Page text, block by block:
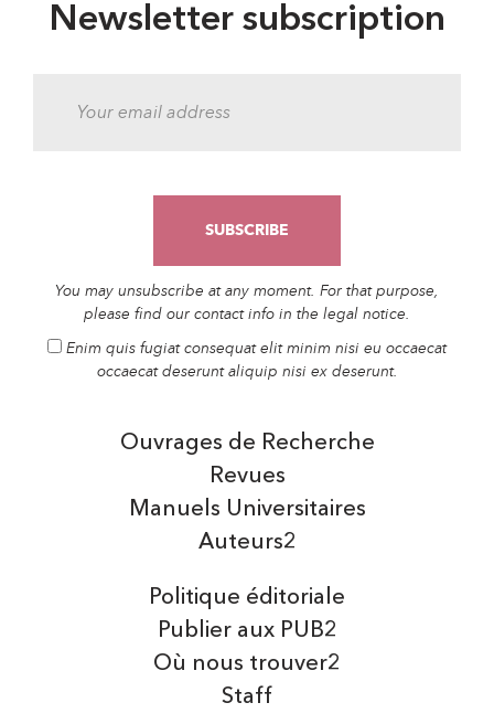
Newsletter subscription
You may unsubscribe at any moment. For that purpose,
please find our contact info in the legal notice.
Enim quis fugiat consequat elit minim nisi eu occaecat
occaecat deserunt aliquip nisi ex deserunt.
Auteurs2
Manuels Universitaires
Ouvrages de Recherche
Revues
Politique éditoriale
Publier aux PUB2
Où nous trouver2
Staff